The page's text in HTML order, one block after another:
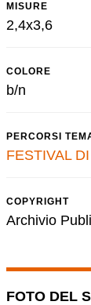
MISURE
2,4x3,6
COLORE
b/n
PERCORSI
FESTIVAL
COPYRIGHT
Archivio
FOTO DEL